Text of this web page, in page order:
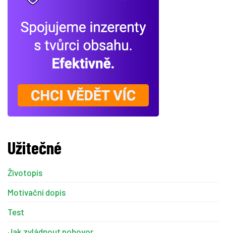
Užitečné
Životopis
Motivační dopis
Test